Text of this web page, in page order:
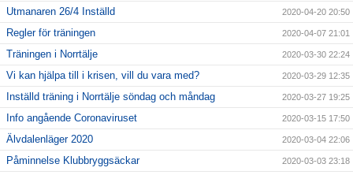
Utmanaren 26/4 Inställd 2020-04-20 20:50
Regler för träningen 2020-04-07 21:01
Träningen i Norrtälje 2020-03-30 22:24
Vi kan hjälpa till i krisen, vill du vara med? 2020-03-29 12:35
Inställd träning i Norrtälje söndag och måndag 2020-03-27 19:25
Info angående Coronaviruset 2020-03-15 17:50
Älvdalenläger 2020 2020-03-04 22:06
Påminnelse Klubbryggsäckar 2020-03-03 23:18